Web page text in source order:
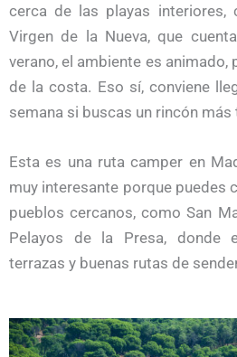
cerca de las playas interiores,
Virgen de la Nueva, que
verano, el ambiente es animado,
de la costa. Eso sí, conviene
semana si buscas un rincón más
Esta es una ruta camper en
muy interesante porque puedes
pueblos cercanos, como San
Pelayos de la Presa, donde
terrazas y buenas rutas de